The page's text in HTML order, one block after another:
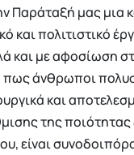
Παράταξή μας μια
και πολιτιστικό
και με αφοσίωση
πως άνθρωποι
και
της
είναι